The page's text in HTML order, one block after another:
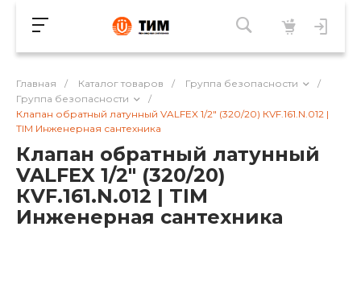
Главная / Каталог товаров / Группа безопасности
/
Группа безопасности
/
Клапан обратный латунный VALFEX 1/2" (320/20) КVF.161.N.012 |
TIM Инженерная сантехника
Клапан обратный латунный
VALFEX 1/2" (320/20)
КVF.161.N.012 | TIM
Инженерная сантехника